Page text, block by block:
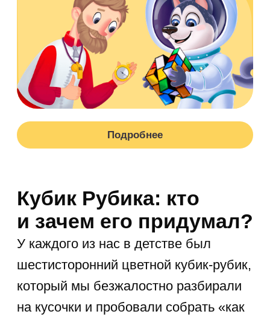
Эрнё Рубик занимался скульптурой,
учил студентов основам архитектуры
в венгерском университете.
У студентов возникли сложности
с усвоением материала, поэтому
Рубик решил упростить восприятие
Он создал подвижный кубик,
деревянных кубиков с разноцветными
гранями.Головоломка должна была
помочь студентам разобраться
. В итоге, уже через год Эрнё
получил патент на свое изобретение.
Спустя время кроме классической
головоломки с кубиками 3×3×3
появились головоломки 2×2×2, 4×4×4,